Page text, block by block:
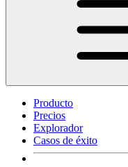
Producto
Precios
Explorador
Casos de éxito